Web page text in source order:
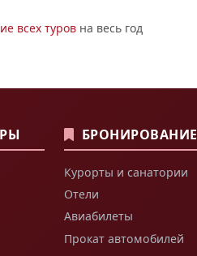
всех туров на весь год
БРОНИРОВАНИЕ
Курорты и санатории
Отели
Авиабилеты
Прокат автомобилей